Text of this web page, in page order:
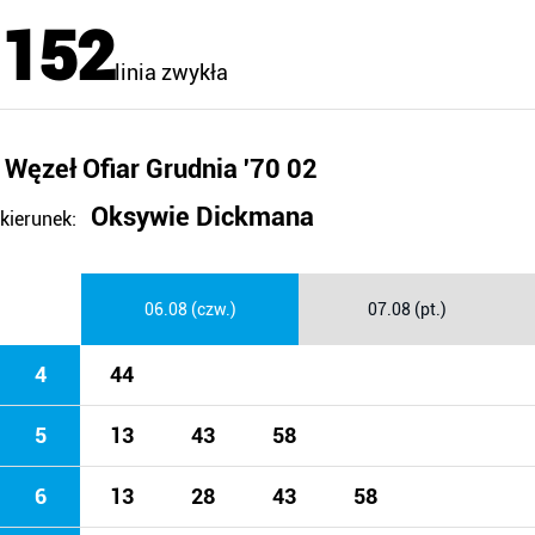
152linia zwykła
Węzeł Ofiar Grudnia '70 02
kierunek: Oksywie Dickmana
06.08 (czw.) 07.08 (pt.)
4 44
5 13 43 58
6 13 28 43 58